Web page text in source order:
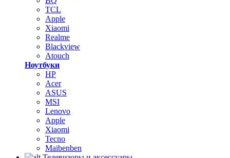
TCL
Apple
Xiaomi
Realme
Blackview
Atouch
Ноутбуки
HP
Acer
ASUS
MSI
Lenovo
Apple
Xiaomi
Tecno
Maibenben